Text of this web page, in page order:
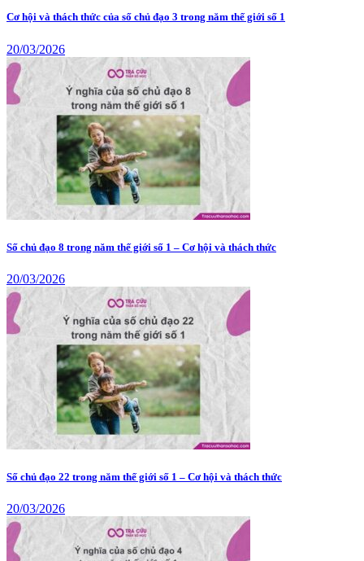
Cơ hội và thách thức của số chủ đạo 3 trong năm thế giới số 1
20/03/2026
Số chủ đạo 8 trong năm thế giới số 1 – Cơ hội và thách thức
20/03/2026
Số chủ đạo 22 trong năm thế giới số 1 – Cơ hội và thách thức
20/03/2026